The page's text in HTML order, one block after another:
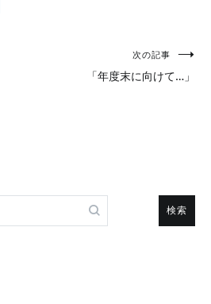
次の記事
「年度末に向けて…」